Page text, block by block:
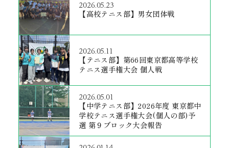
2026.05.23
【高校テニス部】男女団体戦
2026.05.11
【テニス部】第66回東京都高等学校
テニス選手権大会 個人戦
2026.05.01
【中学テニス部】2026年度 東京都中
学校テニス選手権大会(個人の部)予
選 第９ブロック大会報告